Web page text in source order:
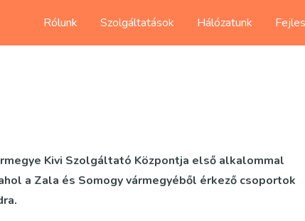
Rólunk Szolgáltatások Hálózatunk
Kivi Szolgáltató Központja első alkalommal
a Zala és Somogy vármegyéből érkező csoportok